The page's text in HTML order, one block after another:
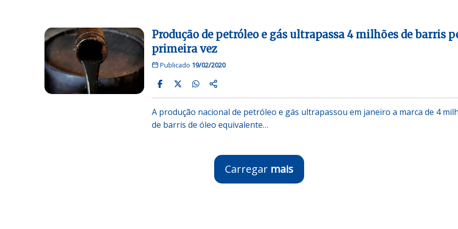
Produção de petróleo e gás ultrapassa 4 milhões de barris
primeira vez
Publicado 19/02/2020
A produção nacional de petróleo e gás ultrapassou em janeiro a marca de 4
de barris de óleo equivalente…
Carregar mais